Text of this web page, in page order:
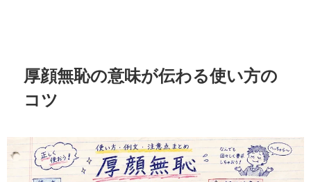
厚顔無恥の意味が伝わる使い方の
コツ